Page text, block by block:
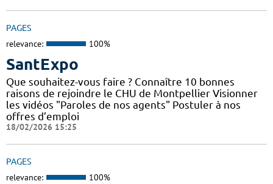
PAGES
relevance: 100%
SantExpo
Que souhaitez-vous faire ? Connaître 10 bonnes
raisons de rejoindre le CHU de Montpellier Visionner
les vidéos "Paroles de nos agents" Postuler à nos
offres d’emploi
18/02/2026 15:25
PAGES
relevance: 100%